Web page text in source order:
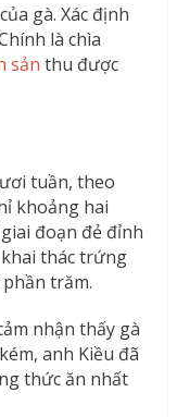
gà. Xác định
là chìa
sản thu được
tuần, theo
khoảng hai
đoạn đẻ đỉnh
thác trứng
trăm.
nhận thấy gà
anh Kiều đã
thức ăn nhất